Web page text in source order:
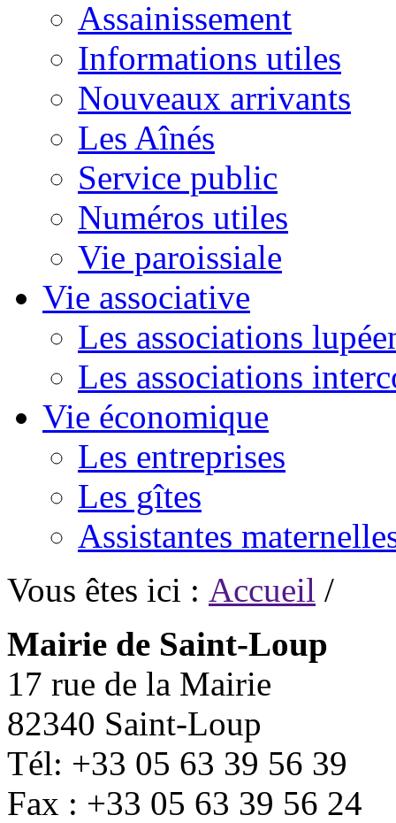
Assainissement
Informations utiles
Nouveaux arrivants
Les Aînés
Service public
Numéros utiles
Vie paroissiale
Vie associative
Les associations
Les associations
Vie économique
Les entreprises
Les gîtes
Assistantes
Vous êtes ici : Accueil /
Mairie de Saint-Loup
17 rue de la Mairie
82340 Saint-Loup
Tél: +33 05 63 39 56 39
Fax : +33 05 63 39 56 24